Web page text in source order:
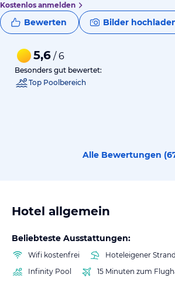
Kostenlos anmelden
Bewerten Bilder
5,6 / 6
Besonders gut bewertet:
Top Poolbereich
Alle Bewertungen (
Hotel allgemein
Beliebteste Ausstattungen:
Wifi kostenfrei
Hoteleigener Strand
Infinity Pool
15 Minuten zum